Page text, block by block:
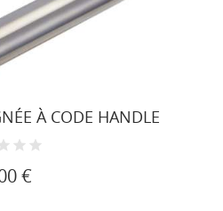
À CODE HANDLE
€